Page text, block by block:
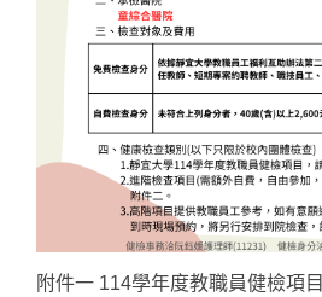
附件一 114學年度教職員健檢項目